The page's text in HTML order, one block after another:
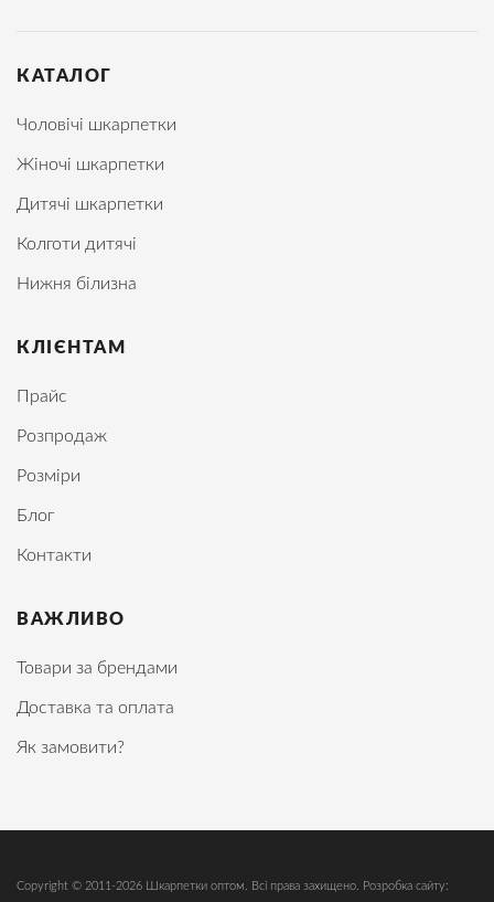
КАТАЛОГ
Чоловічі шкарпетки
Жіночі шкарпетки
Дитячі шкарпетки
Колготи дитячі
Нижня білизна
КЛІЄНТАМ
Прайс
Розпродаж
Розміри
Блог
Контакти
ВАЖЛИВО
Товари за брендами
Доставка та оплата
Як замовити?
Copyright © 2011-2026 Шкарпетки оптом. Всі права захищено. Розробка сайту: